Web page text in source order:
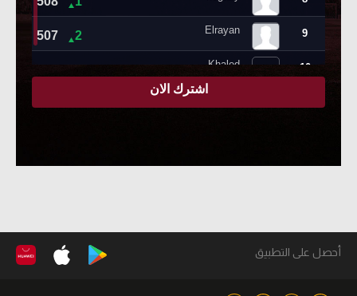
أحصل على التطبيق